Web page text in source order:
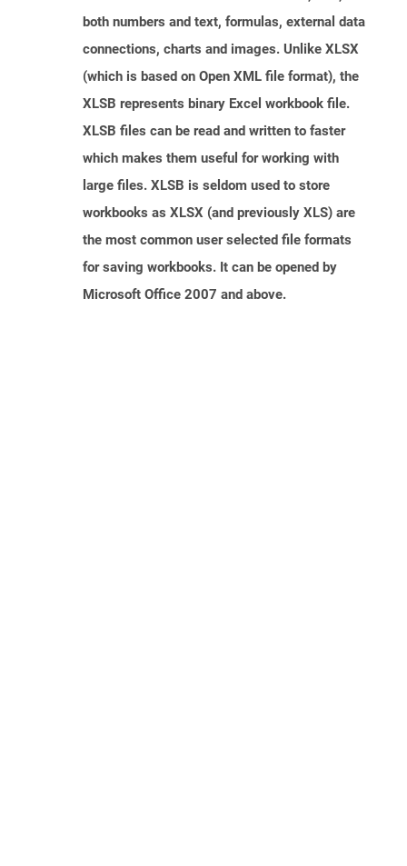
both numbers and text, formulas, external data
connections, charts and images. Unlike XLSX
(which is based on Open XML file format), the
XLSB represents binary Excel workbook file.
XLSB files can be read and written to faster
which makes them useful for working with
large files. XLSB is seldom used to store
workbooks as XLSX (and previously XLS) are
the most common user selected file formats
for saving workbooks. It can be opened by
Microsoft Office 2007 and above.